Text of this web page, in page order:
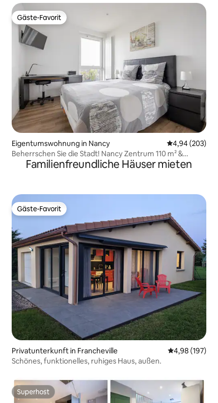
Gäste-Favorit
Gäste-Favorit
Eigentumswohnung in Nancy
4,94 (203)
Beherrschen Sie die Stadt! Nancy Zentrum 110 m² &
Balkone
Familienfreundliche Häuser mieten
Gäste-Favorit
Gäste-Favorit
Privatunterkunft in Francheville
4,98 (197)
Schönes, funktionelles, ruhiges Haus, außen.
Superhost
Superhost